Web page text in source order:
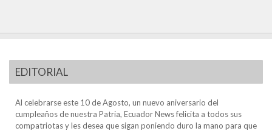
EDITORIAL
Al celebrarse este 10 de Agosto, un nuevo aniversario del
cumpleaños de nuestra Patria, Ecuador News felicita a todos sus
compatriotas y les desea que sigan poniendo duro la mano para que